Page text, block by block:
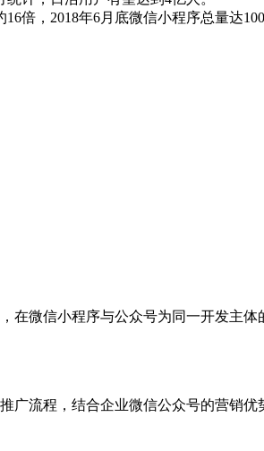
倍，2018年6月底微信小程序总量达100
微信小程序与公众号为同一开发主体
流程，结合企业微信公众号的营销优